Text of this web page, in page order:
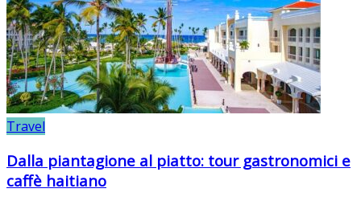
Travel
Dalla piantagione al piatto: tour gastronomici e
caffè haitiano